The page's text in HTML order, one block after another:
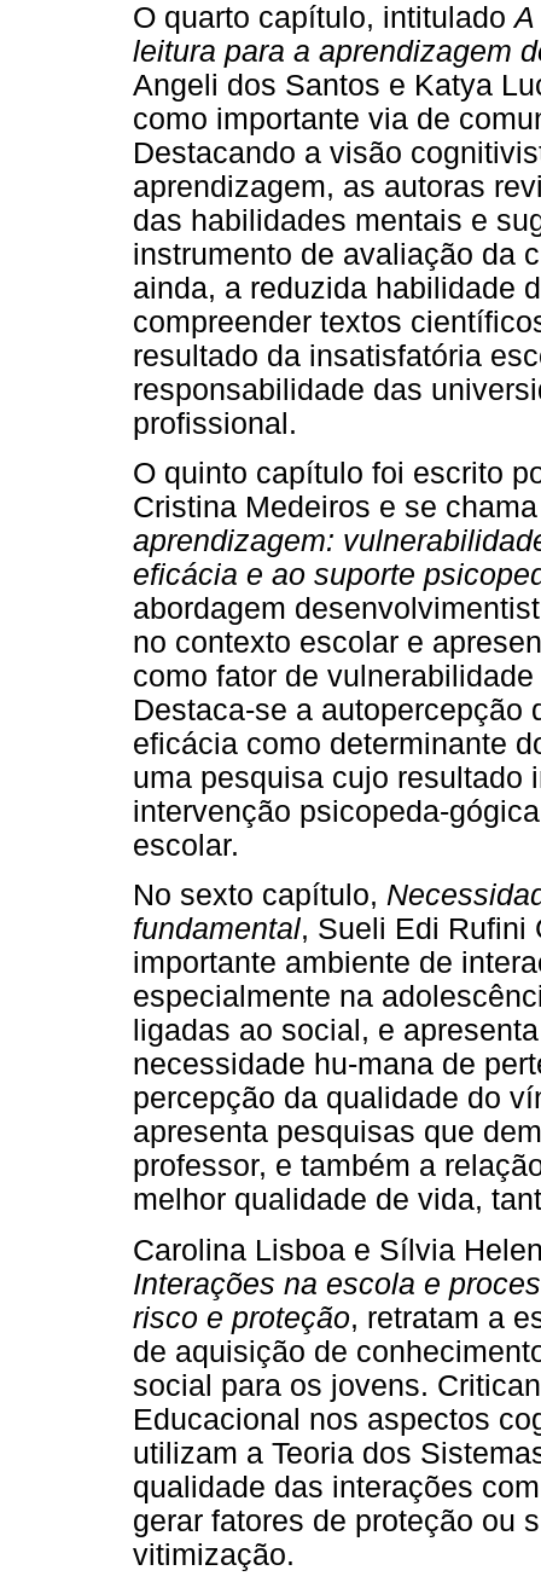
O quarto capítulo, intituladoA
leitura para a aprendizagem
Angeli dos Santos e Katya
como importante via de
Destacando a visão
aprendizagem, as autoras
das habilidades mentais e
instrumento de avaliação da
ainda, a reduzida habilidade
compreender textos
resultado da insatisfatória
responsabilidade das
profissional.
O quinto capítulo foi escrito
Cristina Medeiros e se
aprendizagem:
eficácia e ao suporte
abordagem
no contexto escolar e
como fator de
Destaca-se a autopercepção
eficácia como determinante
uma pesquisa cujo resultado
intervenção psicopeda-
escolar.
No sexto capítulo,
fundamental, Sueli Edi Rufini
importante ambiente de
especialmente na
ligadas ao social, e
necessidade hu-mana de
percepção da qualidade do
apresenta pesquisas que
professor, e também a
melhor qualidade de vida,
Carolina Lisboa e Sílvia
Interações na escola e
risco e proteção, retratam a
de aquisição de
social para os jovens.
Educacional nos aspectos
utilizam a Teoria dos
qualidade das interações
gerar fatores de proteção ou
vitimização.